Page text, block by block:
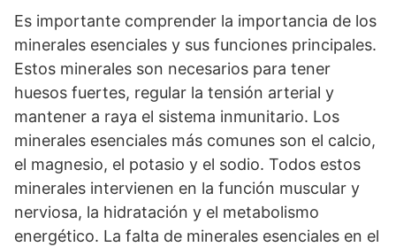
Es importante comprender la importancia de los
minerales esenciales y sus funciones principales.
Estos minerales son necesarios para tener
huesos fuertes, regular la tensión arterial y
mantener a raya el sistema inmunitario. Los
minerales esenciales más comunes son el calcio,
el magnesio, el potasio y el sodio. Todos estos
minerales intervienen en la función muscular y
nerviosa, la hidratación y el metabolismo
energético. La falta de minerales esenciales en el